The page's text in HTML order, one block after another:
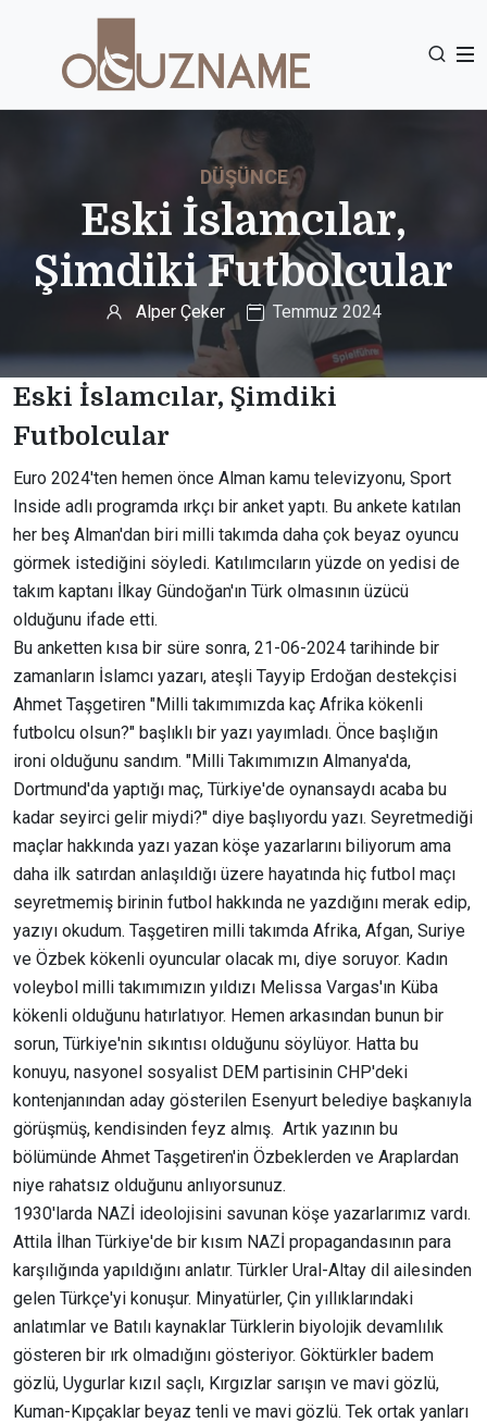
DÜŞÜNCE
Eski İslamcılar,
Şimdiki Futbolcular
Alper Çeker Temmuz 2024
Eski İslamcılar, Şimdiki
Futbolcular
Euro 2024'ten hemen önce Alman kamu televizyonu, Sport
Inside adlı programda ırkçı bir anket yaptı. Bu ankete katılan
her beş Alman'dan biri milli takımda daha çok beyaz oyuncu
görmek istediğini söyledi. Katılımcıların yüzde on yedisi de
takım kaptanı İlkay Gündoğan'ın Türk olmasının üzücü
olduğunu ifade etti.
Bu anketten kısa bir süre sonra, 21-06-2024 tarihinde bir
zamanların İslamcı yazarı, ateşli Tayyip Erdoğan destekçisi
Ahmet Taşgetiren "Milli takımımızda kaç Afrika kökenli
futbolcu olsun?" başlıklı bir yazı yayımladı. Önce başlığın
ironi olduğunu sandım. "Milli Takımımızın Almanya'da,
Dortmund'da yaptığı maç, Türkiye'de oynansaydı acaba bu
kadar seyirci gelir miydi?" diye başlıyordu yazı. Seyretmediği
maçlar hakkında yazı yazan köşe yazarlarını biliyorum ama
daha ilk satırdan anlaşıldığı üzere hayatında hiç futbol maçı
seyretmemiş birinin futbol hakkında ne yazdığını merak edip,
yazıyı okudum. Taşgetiren milli takımda Afrika, Afgan, Suriye
ve Özbek kökenli oyuncular olacak mı, diye soruyor. Kadın
voleybol milli takımımızın yıldızı Melissa Vargas'ın Küba
kökenli olduğunu hatırlatıyor. Hemen arkasından bunun bir
sorun, Türkiye'nin sıkıntısı olduğunu söylüyor. Hatta bu
konuyu, nasyonel sosyalist DEM partisinin CHP'deki
kontenjanından aday gösterilen Esenyurt belediye başkanıyla
görüşmüş, kendisinden feyz almış. Artık yazının bu
bölümünde Ahmet Taşgetiren'in Özbeklerden ve Araplardan
niye rahatsız olduğunu anlıyorsunuz.
1930'larda NAZİ ideolojisini savunan köşe yazarlarımız vardı.
Attila İlhan Türkiye'de bir kısım NAZİ propagandasının para
karşılığında yapıldığını anlatır. Türkler Ural-Altay dil ailesinden
gelen Türkçe'yi konuşur. Minyatürler, Çin yıllıklarındaki
anlatımlar ve Batılı kaynaklar Türklerin biyolojik devamlılık
gösteren bir ırk olmadığını gösteriyor. Göktürkler badem
gözlü, Uygurlar kızıl saçlı, Kırgızlar sarışın ve mavi gözlü,
Kuman-Kıpçaklar beyaz tenli ve mavi gözlü. Tek ortak yanları